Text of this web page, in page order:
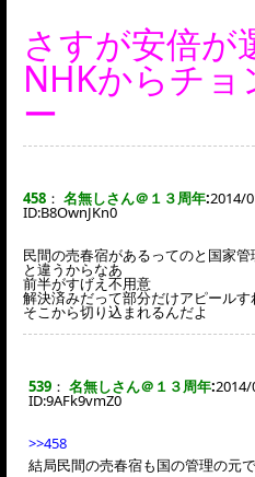
さすが安倍が
NHKからチ
ー
458 ： 名無しさん＠１３周年:2014/
ID:B8OwnJKn0
民間の売春宿があるってのと国家
と違うからなあ
前半がすげえ不用意
解決済みだって部分だけアピール
そこから切り込まれるんだよ
539 ： 名無しさん＠１３周年:2014/
ID:9AFk9vmZ0
>>458
結局民間の売春宿も国の管理の元